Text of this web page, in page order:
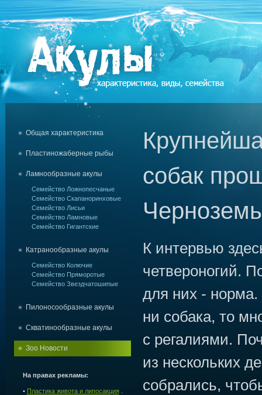
Общая характеристика
Пластиножаберные рыбы
Ламнообразные акулы
Семейство Ложнопесчаные
Семейство Скапаноринховые
Семейство Лисьи
Семейство Ламновые
Семейство Гигантские
Катранообразные акулы
Семейство Колючие
Семейство Пряморотые
Семейство Звездчатошипые
Пилоносообразные акулы
Скватинообразные акулы
Зоо Новости
На правах рекламы:
• Пластика живота и липосакция.
собак
К интервью
четвероногий.
для них - норма.
ни собака, то
с регалиями.
из нескольких
собрались,